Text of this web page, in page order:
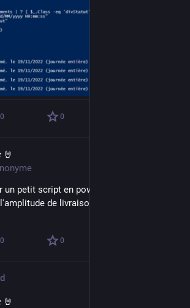
0 0
🤘
un petit script en powershell pour suivre
de livraison chez Colis Privé est
0 0
🤘